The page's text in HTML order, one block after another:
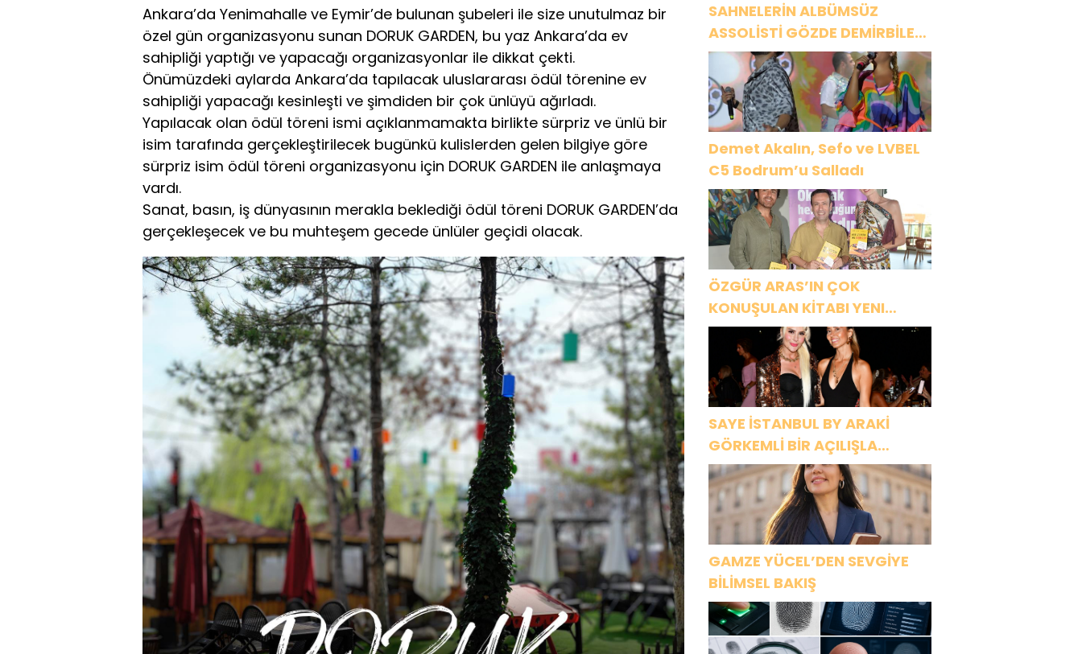
Ankara’da Yenimahalle ve Eymir’de bulunan şubeleri ile size unutulmaz bir
özel gün organizasyonu sunan DORUK GARDEN, bu yaz Ankara’da ev
sahipliği yaptığı ve yapacağı organizasyonlar ile dikkat çekti.
Önümüzdeki aylarda Ankara’da tapılacak uluslararası ödül törenine ev
sahipliği yapacağı kesinleşti ve şimdiden bir çok ünlüyü ağırladı.
Yapılacak olan ödül töreni ismi açıklanmamakta birlikte sürpriz ve ünlü bir
isim tarafında gerçekleştirilecek bugünkü kulislerden gelen bilgiye göre
sürpriz isim ödül töreni organizasyonu için DORUK GARDEN ile anlaşmaya
vardı.
Sanat, basın, iş dünyasının merakla beklediği ödül töreni DORUK GARDEN’da
gerçekleşecek ve bu muhteşem gecede ünlüler geçidi olacak.
SAHNELERİN ALBÜMSÜZ
ASSOLİSTİ GÖZDE DEMİRBİLEK,
NR1 MAGAZİN’DE: “SON
ASSOLİST OLARAK VAR
OLACAĞIM!”
Demet Akalın, Sefo ve LVBEL
C5 Bodrum’u Salladı
ÖZGÜR ARAS’IN ÇOK
KONUŞULAN KİTABI YENI
BASKISINI TITANIC LUXURY
COLLECTION BODRUM’DA
KUTLADI
SAYE İSTANBUL BY ARAKİ
GÖRKEMLİ BİR AÇILIŞLA
KAPILARINI AÇTI!
GAMZE YÜCEL’DEN SEVGİYE
BİLİMSEL BAKIŞ